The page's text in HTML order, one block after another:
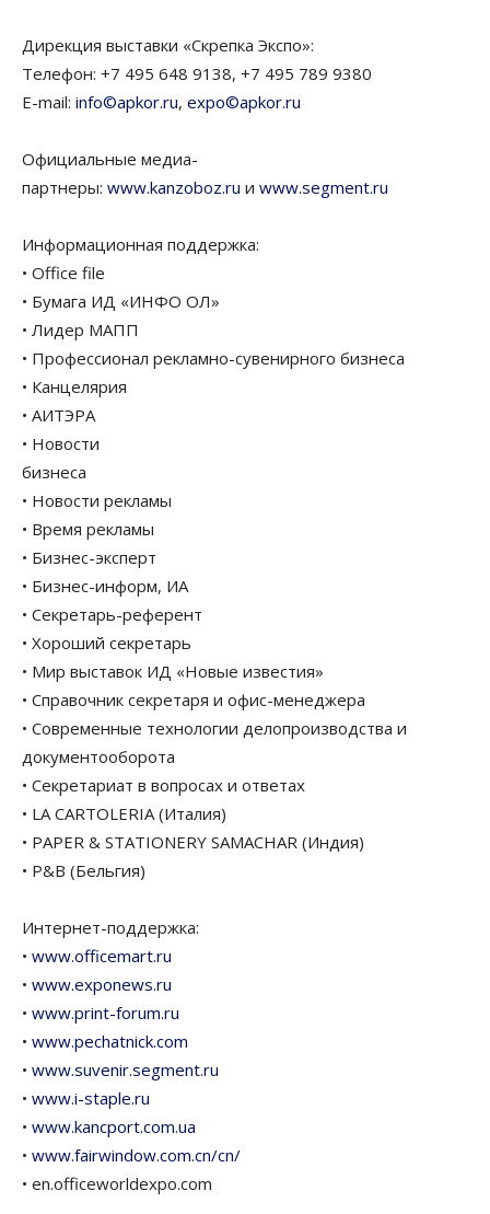
Дирекция выставки «Скрепка Экспо»:
Телефон: +7 495 648 9138, +7 495 789 9380
E-mail: info©apkor.ru, expo©apkor.ru
Официальные медиа-
партнеры: www.kanzoboz.ru и www.segment.ru
Информационная поддержка:
• Office file
• Бумага ИД «ИНФО ОЛ»
• Лидер МАПП
• Профессионал рекламно-сувенирного бизнеса
• Канцелярия
• АИТЭРА
• Новости
бизнеса
• Новости рекламы
• Время рекламы
• Бизнес-эксперт
• Бизнес-информ, ИА
• Секретарь-референт
• Хороший секретарь
• Мир выставок ИД «Новые известия»
• Справочник секретаря и офис-менеджера
• Современные технологии делопроизводства и
документооборота
• Секретариат в вопросах и ответах
• LA CARTOLERIA (Италия)
• PAPER & STATIONERY SAMACHAR (Индия)
• P&B (Бельгия)
Интернет-поддержка:
• www.officemart.ru
• www.exponews.ru
• www.print-forum.ru
• www.pechatnick.com
• www.suvenir.segment.ru
• www.i-staple.ru
• www.kancport.com.ua
• www.fairwindow.com.cn/cn/
• en.officeworldexpo.com